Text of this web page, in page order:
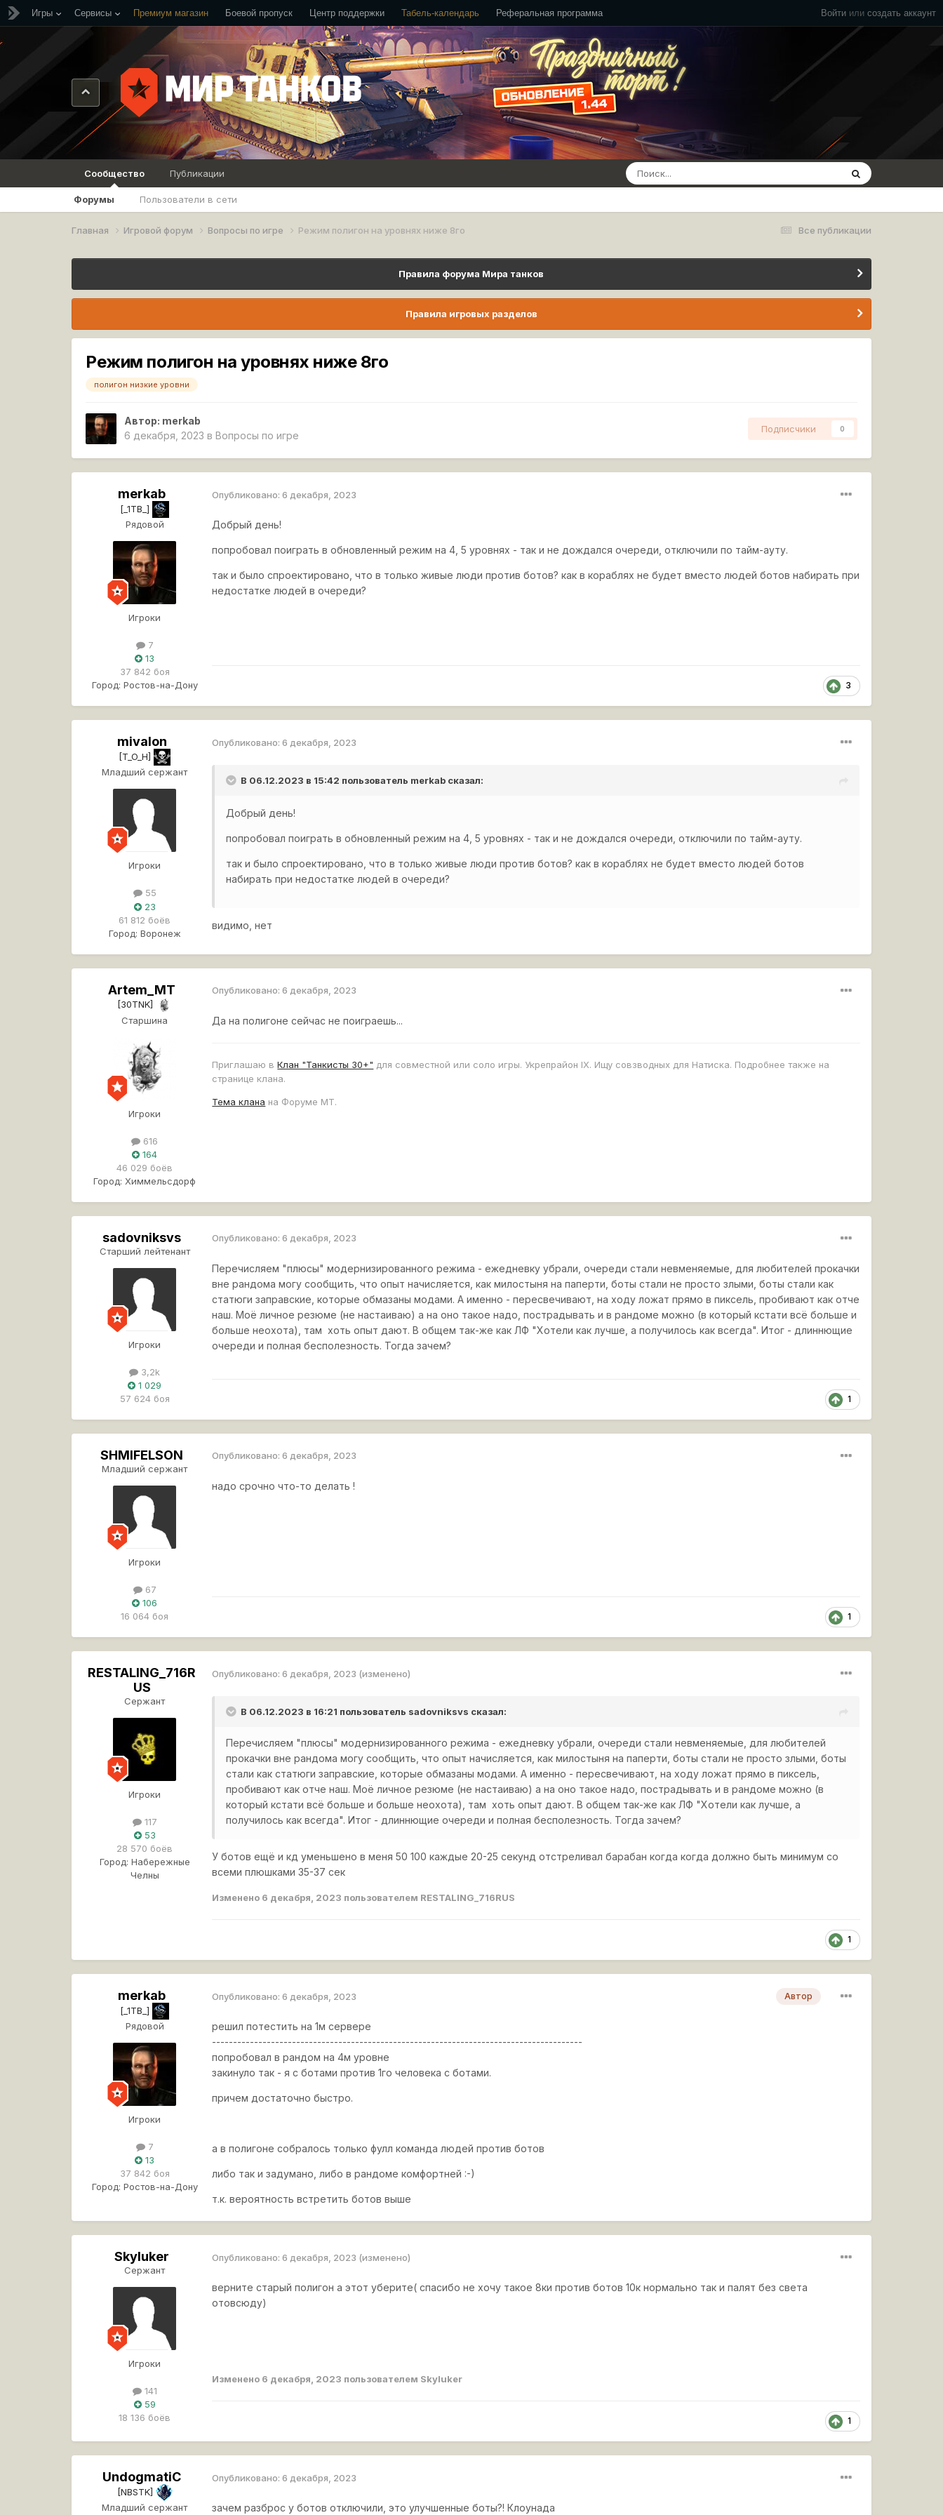
Войти или создать аккаунт
Игры Сервисы Премиум магазин Боевой пропуск Центр поддержки Табель-календарь Реферальная программа
Сообщество
Форумы Пользователи в сети
Публикации
Все публикации
Главная Игровой форум Вопросы по игре Режим полигон на уровнях ниже 8го
Правила форума Мира танков
Правила игровых разделов
Режим полигон на уровнях ниже 8го
полигон низкие уровни
Автор: merkab
6 декабря, 2023 в Вопросы по игре
Подписчики 0
merkab
[_1TB_]
Рядовой
Игроки
7
13
37 842 боя
Город: Ростов-на-Дону
Опубликовано:6 декабря, 2023
Добрый день!
попробовал поиграть в обновленный режим на 4, 5 уровнях - так и не дождался очереди, отключили по тайм-ауту.
так и было спроектировано, что в только живые люди против ботов? как в кораблях не будет вместо людей ботов набирать при
недостатке людей в очереди?
3
mivalon
[T_O_H]
Младший сержант
Игроки
55
23
61 812 боёв
Город: Воронеж
Опубликовано:6 декабря, 2023
В 06.12.2023 в 15:42 пользователь merkab сказал:
Добрый день!
попробовал поиграть в обновленный режим на 4, 5 уровнях - так и не дождался очереди, отключили по тайм-ауту.
так и было спроектировано, что в только живые люди против ботов? как в кораблях не будет вместо людей ботов
набирать при недостатке людей в очереди?
видимо, нет
Artem_MT
[30TNK]
Старшина
Игроки
616
164
46 029 боёв
Город: Химмельсдорф
Опубликовано:6 декабря, 2023
Да на полигоне сейчас не поиграешь...
Приглашаю вКлан "Танкисты 30+" для совместной или соло игры. Укрепрайон IX. Ищу совзводных для Натиска. Подробнее также на
странице клана.
Тема клана на Форуме МТ.
sadovniksvs
Старший лейтенант
Игроки
3,2k
1 029
57 624 боя
Опубликовано:6 декабря, 2023
Перечисляем "плюсы" модернизированного режима - ежедневку убрали, очереди стали невменяемые, для любителей прокачки
вне рандома могу сообщить, что опыт начисляется, как милостыня на паперти, боты стали не просто злыми, боты стали как
статюги заправские, которые обмазаны модами. А именно - пересвечивают, на ходу ложат прямо в пиксель, пробивают как отче
наш. Моё личное резюме (не настаиваю) а на оно такое надо, пострадывать и в рандоме можно (в который кстати всё больше и
больше неохота), там хоть опыт дают. В общем так-же как ЛФ "Хотели как лучше, а получилось как всегда". Итог - длиннющие
очереди и полная бесполезность. Тогда зачем?
1
SHMIFELSON
Младший сержант
Игроки
67
106
16 064 боя
Опубликовано:6 декабря, 2023
надо срочно что-то делать !
1
RESTALING_716R
US
Сержант
Игроки
117
53
28 570 боёв
Город: Набережные
Челны
Опубликовано:6 декабря, 2023 (изменено)
В 06.12.2023 в 16:21 пользователь sadovniksvs сказал:
Перечисляем "плюсы" модернизированного режима - ежедневку убрали, очереди стали невменяемые, для любителей
прокачки вне рандома могу сообщить, что опыт начисляется, как милостыня на паперти, боты стали не просто злыми, боты
стали как статюги заправские, которые обмазаны модами. А именно - пересвечивают, на ходу ложат прямо в пиксель,
пробивают как отче наш. Моё личное резюме (не настаиваю) а на оно такое надо, пострадывать и в рандоме можно (в
который кстати всё больше и больше неохота), там хоть опыт дают. В общем так-же как ЛФ "Хотели как лучше, а
получилось как всегда". Итог - длиннющие очереди и полная бесполезность. Тогда зачем?
У ботов ещё и кд уменьшено в меня 50 100 каждые 20-25 секунд отстреливал барабан когда когда должно быть минимум со
всеми плюшками 35-37 сек
Изменено 6 декабря, 2023 пользователем RESTALING_716RUS
1
merkab
[_1TB_]
Рядовой
Игроки
7
13
37 842 боя
Город: Ростов-на-Дону
Автор
Опубликовано:6 декабря, 2023
решил потестить на 1м сервере
----------------------------------------------------------------------------------------
попробовал в рандом на 4м уровне
закинуло так - я с ботами против 1го человека с ботами.
причем достаточно быстро.
а в полигоне собралось только фулл команда людей против ботов
либо так и задумано, либо в рандоме комфортней :-)
т.к. вероятность встретить ботов выше
Skyluker
Сержант
Игроки
141
59
18 136 боёв
Опубликовано:6 декабря, 2023 (изменено)
верните старый полигон а этот уберите( спасибо не хочу такое 8ки против ботов 10к нормально так и палят без света
отовсюду)
Изменено 6 декабря, 2023 пользователем Skyluker
1
UndogmatiC
[NBSTK]
Младший сержант
Опубликовано:6 декабря, 2023
зачем разброс у ботов отключили, это улучшенные боты?! Клоунада